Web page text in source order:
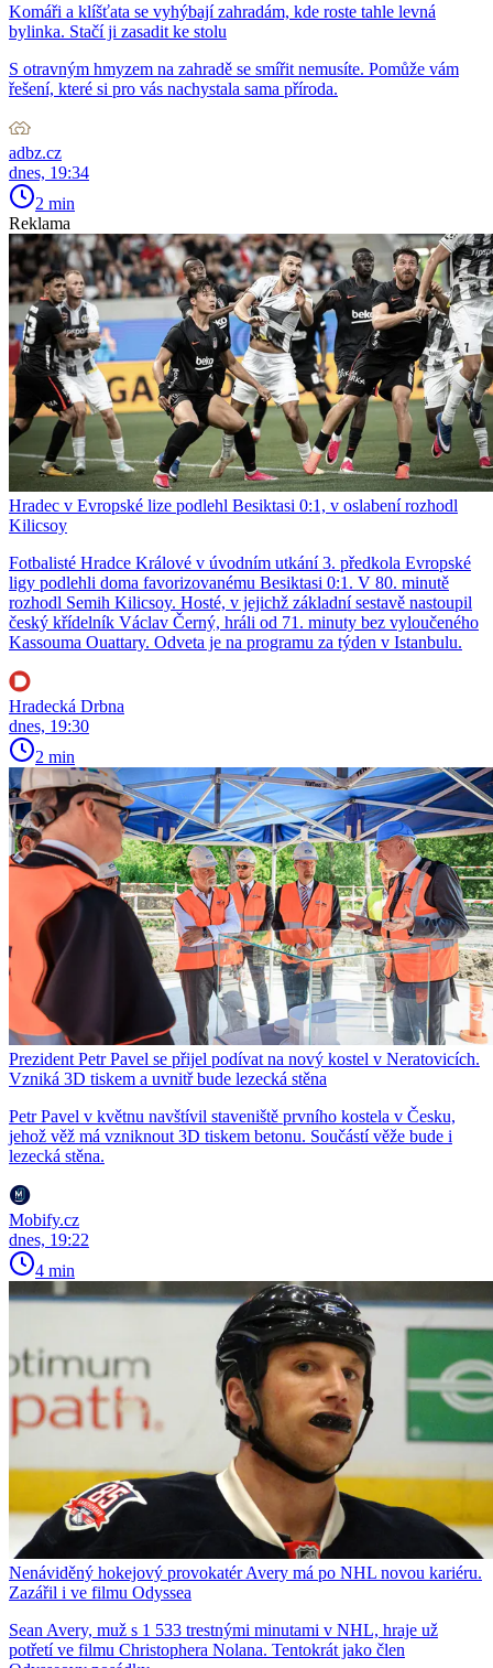
Komáři a klíšťata se vyhýbají zahradám, kde roste tahle levná
bylinka. Stačí ji zasadit ke stolu
S otravným hmyzem na zahradě se smířit nemusíte. Pomůže vám
řešení, které si pro vás nachystala sama příroda.
adbz.cz
dnes, 19:34
2 min
Reklama
Hradec v Evropské lize podlehl Besiktasi 0:1, v oslabení rozhodl
Kilicsoy
Fotbalisté Hradce Králové v úvodním utkání 3. předkola Evropské
ligy podlehli doma favorizovanému Besiktasi 0:1. V 80. minutě
rozhodl Semih Kilicsoy. Hosté, v jejichž základní sestavě nastoupil
český křídelník Václav Černý, hráli od 71. minuty bez vyloučeného
Kassouma Ouattary. Odveta je na programu za týden v Istanbulu.
Hradecká Drbna
dnes, 19:30
2 min
Prezident Petr Pavel se přijel podívat na nový kostel v Neratovicích.
Vzniká 3D tiskem a uvnitř bude lezecká stěna
Petr Pavel v květnu navštívil staveniště prvního kostela v Česku,
jehož věž má vzniknout 3D tiskem betonu. Součástí věže bude i
lezecká stěna.
Mobify.cz
dnes, 19:22
4 min
Nenáviděný hokejový provokatér Avery má po NHL novou kariéru.
Zazářil i ve filmu Odyssea
Sean Avery, muž s 1 533 trestnými minutami v NHL, hraje už
potřetí ve filmu Christophera Nolana. Tentokrát jako člen